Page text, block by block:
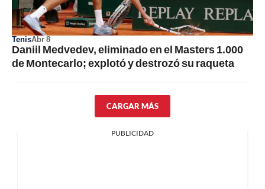
TenisAbr 8
Daniil Medvedev, eliminado en el Masters 1.000
de Montecarlo; explotó y destrozó su raqueta
CARGAR MÁS
PUBLICIDAD